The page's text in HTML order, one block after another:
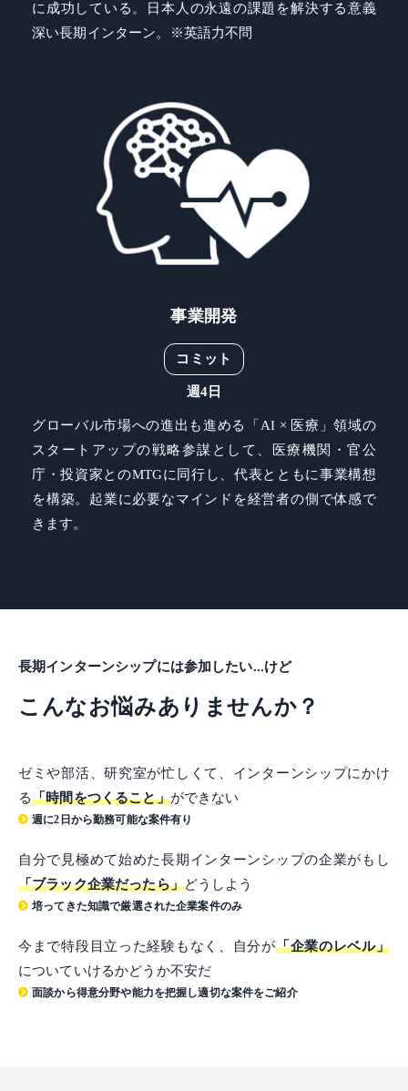
に成功している。日本人の永遠の課題を解決する意義
深い長期インターン。※英語力不問
事業開発
コミット
週4日
グローバル市場への進出も進める「AI × 医療」領域の
スタートアップの戦略参謀として、医療機関・官公
庁・投資家とのMTGに同行し、代表とともに事業構想
を構築。起業に必要なマインドを経営者の側で体感で
きます。
長期インターンシップには参加したい...けど
こんなお悩みありませんか？
ゼミや部活、研究室が忙しくて、インターンシップにかけ
る「時間をつくること」ができない
週に2日から勤務可能な案件有り
自分で見極めて始めた長期インターンシップの企業がもし
「ブラック企業だったら」どうしよう
培ってきた知識で厳選された企業案件のみ
今まで特段目立った経験もなく、自分が「企業のレベル」
についていけるかどうか不安だ
面談から得意分野や能力を把握し適切な案件をご紹介